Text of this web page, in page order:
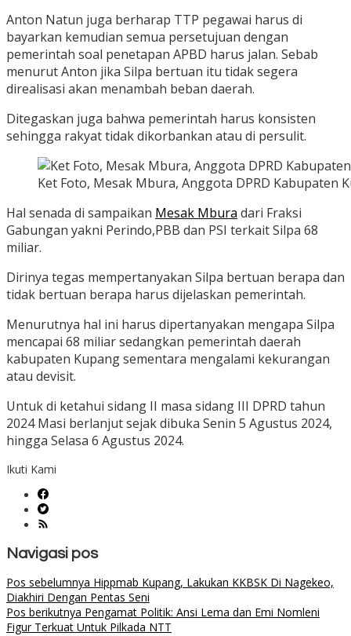
Anton Natun juga berharap TTP pegawai harus di
bayarkan kemudian semua persetujuan dengan
pemerintah soal penetapan APBD harus jalan. Sebab
menurut Anton jika Silpa bertuan itu tidak segera
direalisasi akan menambah beban daerah.
Ditegaskan juga bahwa pemerintah harus konsisten
sehingga rakyat tidak dikorbankan atau di persulit.
Ket Foto, Mesak Mbura, Anggota DPRD Kabupaten
Hal senada di sampaikan Mesak Mbura dari Fraksi
Gabungan yakni Perindo,PBB dan PSI terkait Silpa 68
miliar.
Dirinya tegas mempertanyakan Silpa bertuan berapa dan
tidak bertuan berapa harus dijelaskan pemerintah.
Menurutnya hal ini harus dipertanyakan mengapa Silpa
mencapai 68 miliar sedangkan pemerintah daerah
kabupaten Kupang sementara mengalami kekurangan
atau devisit.
Untuk di ketahui sidang II masa sidang III DPRD tahun
2024 Masi berlanjut sejak dibuka Senin 5 Agustus 2024,
hingga Selasa 6 Agustus 2024.
Ikuti Kami
Navigasi pos
Pos sebelumnya Hippmab Kupang, Lakukan KKBSK Di Nagekeo,
Diakhiri Dengan Pentas Seni
Pos berikutnya Pengamat Politik: Ansi Lema dan Emi Nomleni
Figur Terkuat Untuk Pilkada NTT